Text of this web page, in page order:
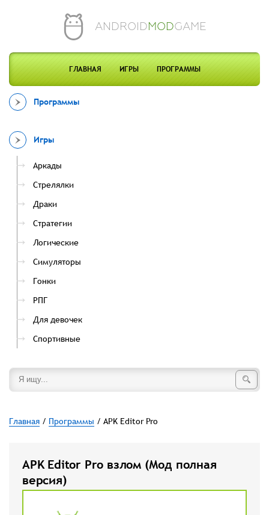
ANDROIDMODGAME
ГЛАВНАЯ ИГРЫ ПРОГРАММЫ
Программы
Игры
Аркады
Стрелялки
Драки
Стратегии
Логические
Симуляторы
Гонки
РПГ
Для девочек
Спортивные
Главная / Программы / APK Editor Pro
APK Editor Pro взлом (Мод полная
версия)